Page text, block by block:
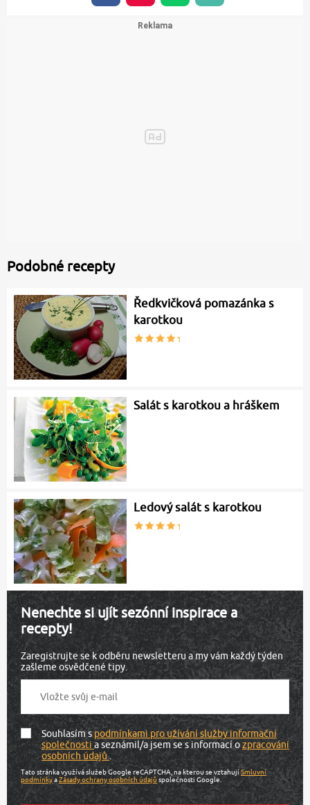
Podobné recepty
Ředkvičková pomazánka s
karotkou
Salát s karotkou a hráškem
Ledový salát s karotkou
Nenechte si ujít sezónní inspirace a
recepty!
Zaregistrujte se k odběru newsletteru a my vám každý týden
zašleme osvědčené tipy.
Souhlasím spodmínkami pro užívání služby informační
společnostia seznámil/a jsem se s informací ozpracování
osobních údajů.
Tato stránka využívá služeb Google reCAPTCHA, na kterou se vztahujíSmluvní
podmínkyaZásady ochrany osobních údajů společnosti Google.